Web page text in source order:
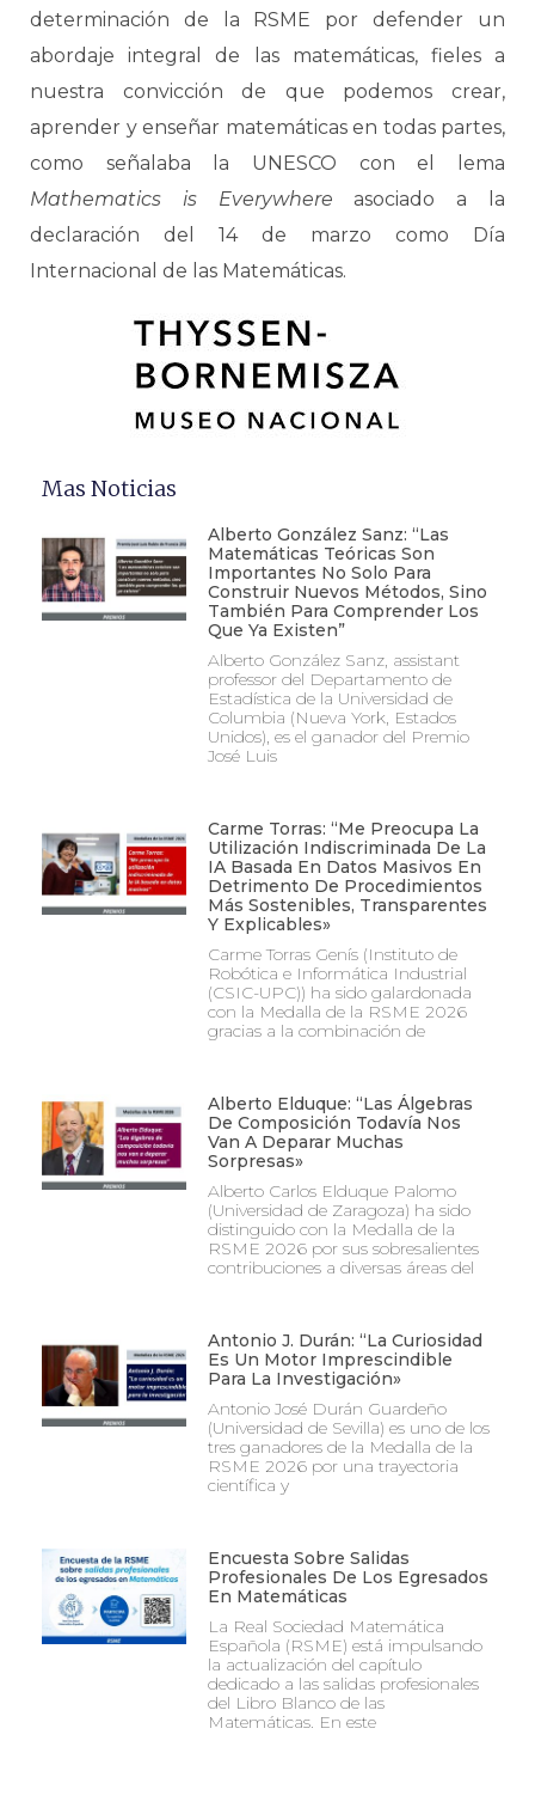
determinación de la RSME por defender un
abordaje integral de las matemáticas, fieles a
nuestra convicción de que podemos crear,
aprender y enseñar matemáticas en todas partes,
como señalaba la UNESCO con el lema
Mathematics is Everywhere asociado a la
declaración del 14 de marzo como Día
Internacional de las Matemáticas.
Mas Noticias
Alberto González Sanz: “Las
Matemáticas Teóricas Son
Importantes No Solo Para
Construir Nuevos Métodos, Sino
También Para Comprender Los
Que Ya Existen”
Alberto González Sanz, assistant
professor del Departamento de
Estadística de la Universidad de
Columbia (Nueva York, Estados
Unidos), es el ganador del Premio
José Luis
Carme Torras: “Me Preocupa La
Utilización Indiscriminada De La
IA Basada En Datos Masivos En
Detrimento De Procedimientos
Más Sostenibles, Transparentes
Y Explicables»
Carme Torras Genís (Instituto de
Robótica e Informática Industrial
(CSIC-UPC)) ha sido galardonada
con la Medalla de la RSME 2026
gracias a la combinación de
Alberto Elduque: “Las Álgebras
De Composición Todavía Nos
Van A Deparar Muchas
Sorpresas»
Alberto Carlos Elduque Palomo
(Universidad de Zaragoza) ha sido
distinguido con la Medalla de la
RSME 2026 por sus sobresalientes
contribuciones a diversas áreas del
Antonio J. Durán: “La Curiosidad
Es Un Motor Imprescindible
Para La Investigación»
Antonio José Durán Guardeño
(Universidad de Sevilla) es uno de los
tres ganadores de la Medalla de la
RSME 2026 por una trayectoria
científica y
Encuesta Sobre Salidas
Profesionales De Los Egresados
En Matemáticas
La Real Sociedad Matemática
Española (RSME) está impulsando
la actualización del capítulo
dedicado a las salidas profesionales
del Libro Blanco de las
Matemáticas. En este